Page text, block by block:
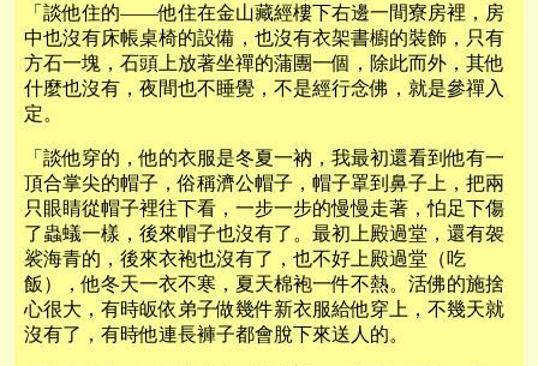
「談他住的——他住在金山藏經樓下右邊一間寮房裡，房
中也沒有床帳桌椅的設備，也沒有衣架書櫥的裝飾，只有
方石一塊，石頭上放著坐禪的蒲團一個，除此而外，其他
什麼也沒有，夜間也不睡覺，不是經行念佛，就是參禪入
定。
「談他穿的，他的衣服是冬夏一衲，我最初還看到他有一
頂合掌尖的帽子，俗稱濟公帽子，帽子罩到鼻子上，把兩
只眼睛從帽子裡往下看，一步一步的慢慢走著，怕足下傷
了蟲蟻一樣，後來帽子也沒有了。最初上殿過堂，還有袈
裟海青的，後來衣袍也沒有了，也不好上殿過堂（吃
飯），他冬天一衣不寒，夏天棉袍一件不熱。活佛的施捨
心很大，有時皈依弟子做幾件新衣服給他穿上，不幾天就
沒有了，有時他連長褲子都會脫下來送人的。